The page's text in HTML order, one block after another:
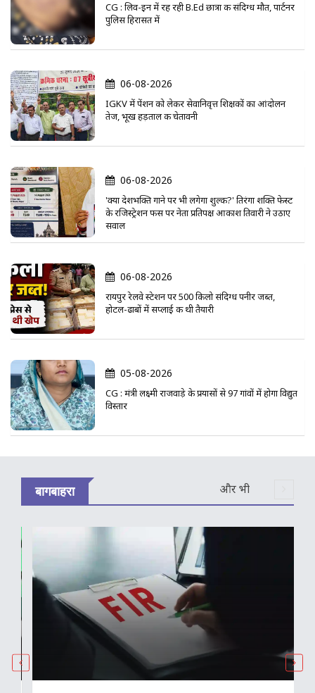
CG : लिव-इन में रह रही B.Ed छात्रा की संदिग्ध मौत, पार्टनर
पुलिस हिरासत में
06-08-2026
IGKV में पेंशन को लेकर सेवानिवृत्त शिक्षकों का आंदोलन
तेज, भूख हड़ताल की चेतावनी
06-08-2026
'क्या देशभक्ति गाने पर भी लगेगा शुल्क?' तिरंगा शक्ति फेस्ट
के रजिस्ट्रेशन फीस पर नेता प्रतिपक्ष आकाश तिवारी ने उठाए
सवाल
06-08-2026
रायपुर रेलवे स्टेशन पर 500 किलो संदिग्ध पनीर जब्त,
होटल-ढाबों में सप्लाई की थी तैयारी
05-08-2026
CG : मंत्री लक्ष्मी राजवाड़े के प्रयासों से 97 गांवों में होगा विद्युत
विस्तार
बागबाहरा और भी